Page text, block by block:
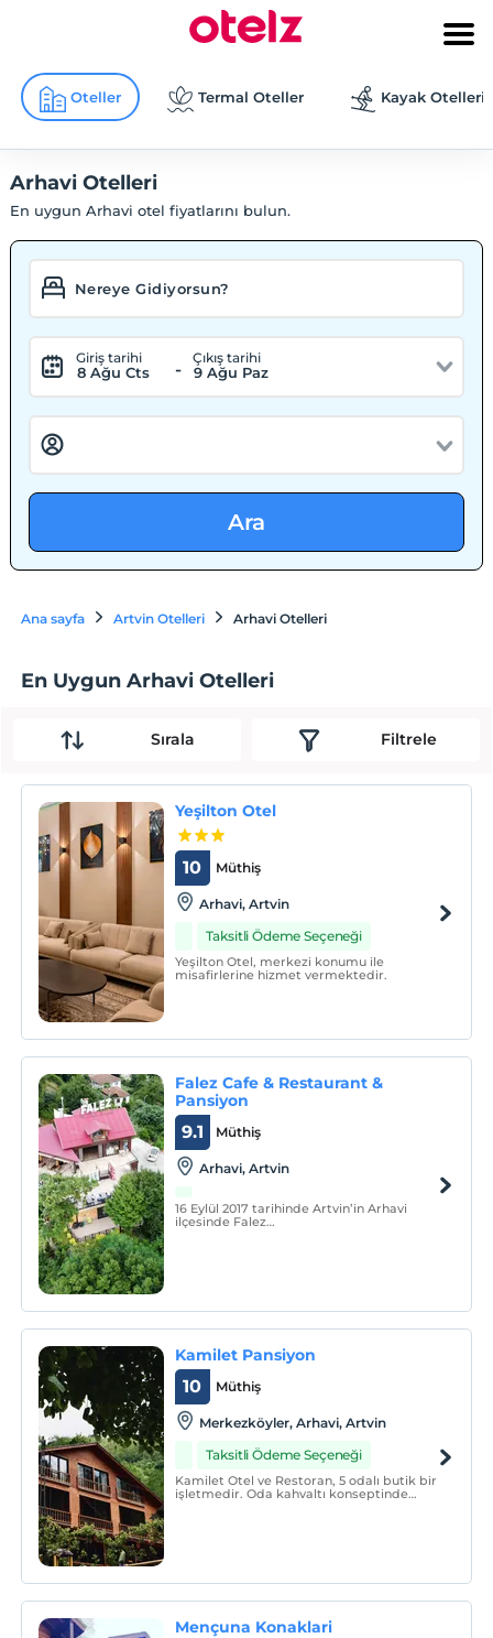
Oteller Termal Oteller Kayak Otelleri
Arhavi Otelleri
En uygun Arhavi otel fiyatlarını bulun.
Giriş tarihi
8 Ağu Cts -
Çıkış tarihi
9 Ağu Paz
Ara
Ana sayfa Artvin Otelleri Arhavi Otelleri
En Uygun Arhavi Otelleri
Sırala Filtrele
Yeşilton Otel
Müthiş
10
Arhavi, Artvin
Taksitli Ödeme Seçeneği
Yeşilton Otel, merkezi konumu ile
misafirlerine hizmet vermektedir.
Falez Cafe & Restaurant &
Pansiyon
Müthiş
9.1
Arhavi, Artvin
16 Eylül 2017 tarihinde Artvin’in Arhavi
ilçesinde Falez
Kamilet Pansiyon
Müthiş
10
Merkezköyler, Arhavi, Artvin
Taksitli Ödeme Seçeneği
Kamilet Otel ve Restoran, 5 odalı butik bir
işletmedir. Oda kahvaltı konseptinde
Mençuna Konaklari